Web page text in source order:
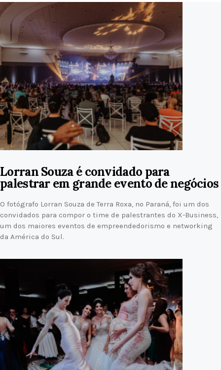
Lorran Souza é convidado para
palestrar em grande evento de negócios
O fotógrafo Lorran Souza de Terra Roxa, no Paraná, foi um dos
convidados para compor o time de palestrantes do X-Business,
um dos maiores eventos de empreendedorismo e networking
da América do Sul.